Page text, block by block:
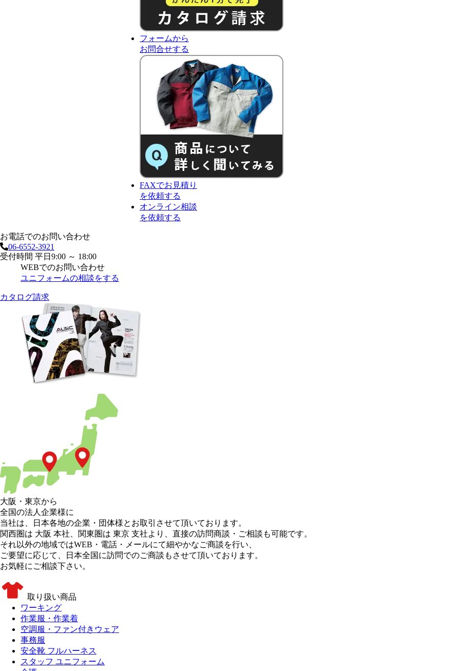
フォームから
お問合せする
FAXでお見積り
を依頼する
オンライン相談
を依頼する
お電話でのお問い合わせ
06-6552-3921
受付時間 平日9:00 ～ 18:00
WEBでのお問い合わせ
ユニフォームの相談をする
カタログ請求
大阪 ・ 東京から
全国の法人企業様に
当社は、日本各地の企業・団体様とお取引させて頂いております。
関西圏は 大阪 本社
関東圏は 東京 支社より、直接の訪問商談・ご相談も可能です。
それ以外の地域ではWEB・電話・メールにて細やかなご商談を行い、
ご要望に応じて、日本全国に訪問でのご商談もさせて頂いております。
お気軽にご相談下さい。
取り扱い商品
ワーキング
作業服・作業着
空調服・ファン付きウェア
事務服
安全靴 フルハーネス
スタッフ ユニフォーム